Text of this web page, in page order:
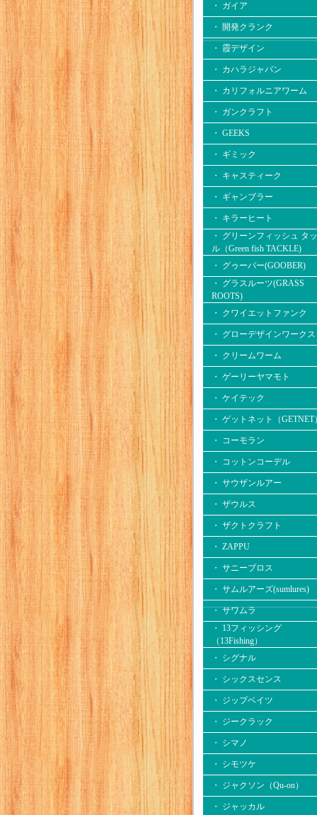
・ ガイア
・ 開発クランク
・ 霞デザイン
・ カハラジャパン
・ カリフォルニアワーム
・ ガンクラフト
・ GEEKS
・ ギミック
・ キャスティーク
・ ギャンブラー
・ キラーヒート
・ グリーンフィッシュ タ
ル（Green fish TACKLE)
・ グゥーバー(GOOBER)
・ グラスルーツ(GRASS
ROOTS)
・ クワイエットファンク
・ グローデザインワークス
・ クリームワーム
・ ゲーリーヤマモト
・ ケイテック
・ ゲットネット（GETNET
・ コーモラン
・ コットンコーデル
・ サウザンルアー
・ ザウルス
・ ザクトクラフト
・ ZAPPU
・ サニーブロス
・ サムルアーズ(sumlures)
・ サワムラ
・ 13フィッシング
（13Fishing）
・ シグナル
・ シックスセンス
・ ジップベイツ
・ ジークラック
・ シマノ
・ シモツケ
・ ジャクソン（Qu-on）
・ ジャッカル